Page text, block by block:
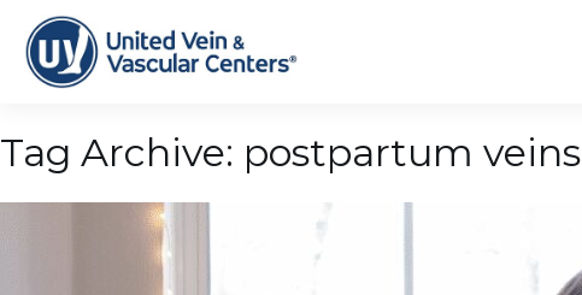
Tag Archive: postpartum veins